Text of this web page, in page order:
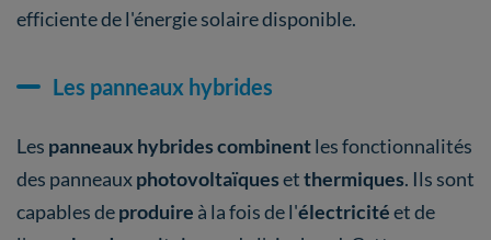
efficiente de l'énergie solaire disponible.
Les panneaux hybrides
Les panneaux hybrides combinentles fonctionnalités
des panneauxphotovoltaïquesetthermiques. Ils sont
capables deproduire à la fois de l'électricitéet de